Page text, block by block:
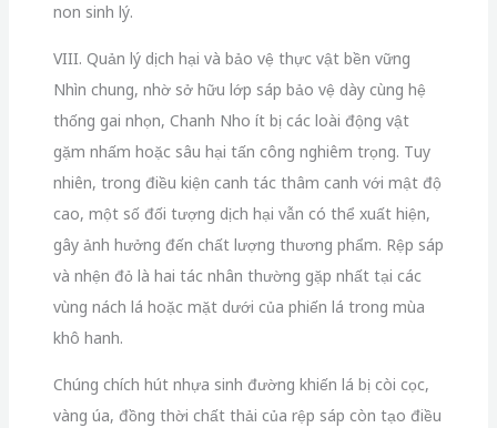
non sinh lý.
VIII. Quản lý dịch hại và bảo vệ thực vật bền vững
Nhìn chung, nhờ sở hữu lớp sáp bảo vệ dày cùng hệ
thống gai nhọn, Chanh Nho ít bị các loài động vật
gặm nhấm hoặc sâu hại tấn công nghiêm trọng. Tuy
nhiên, trong điều kiện canh tác thâm canh với mật độ
cao, một số đối tượng dịch hại vẫn có thể xuất hiện,
gây ảnh hưởng đến chất lượng thương phẩm. Rệp sáp
và nhện đỏ là hai tác nhân thường gặp nhất tại các
vùng nách lá hoặc mặt dưới của phiến lá trong mùa
khô hanh.
Chúng chích hút nhựa sinh đường khiến lá bị còi cọc,
vàng úa, đồng thời chất thải của rệp sáp còn tạo điều